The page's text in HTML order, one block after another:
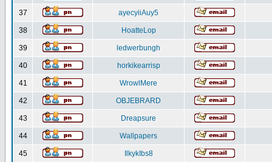
37 ayecyiiAuy5
38 HoatteLop
39 ledwerbungh
40 horkikearrisp
41 WrowlMere
42 OBJEBRARD
43 Dreapsure
44 Wallpapers
45 IlkykIbs8